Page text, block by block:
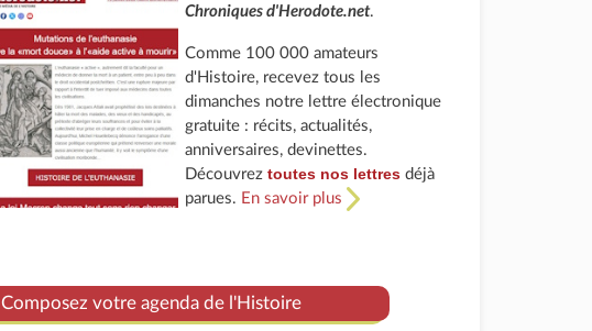
Chroniques d'Herodote.net.
Comme 100 000 amateurs
d'Histoire, recevez tous les
dimanches notre lettre électronique
gratuite : récits, actualités,
anniversaires, devinettes.
Découvreztoutes nos lettres déjà
parues. En savoir plus
Composez votre agenda de l'Histoire